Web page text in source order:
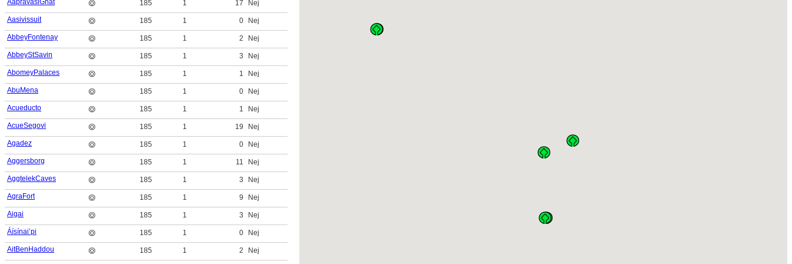
AapravasiGhat 185 1 17
Nej
Aasivissuit
185 1 0
Nej
AbbeyFontenay
185 1 2
Nej
AbbeyStSavin
185 1 3
Nej
AbomeyPalaces
185 1 1
Nej
AbuMena
185 1 0
Nej
Acueducto
185 1 1
Nej
AcueSegovi
185 1 19
Nej
Agadez
185 1 0
Nej
Aggersborg
185 1 11
Nej
AggtelekCaves
185 1 3
Nej
AgraFort
185 1 9
Nej
Aigai
185 1 3
Nej
Áísínai’pi
185 1 0
Nej
AitBenHaddou
185 1 2
Nej